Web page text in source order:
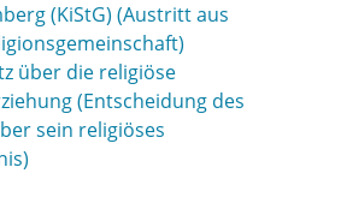
(KiStG) (Austritt aus
über die religiöse
(Entscheidung des
sein religiöses